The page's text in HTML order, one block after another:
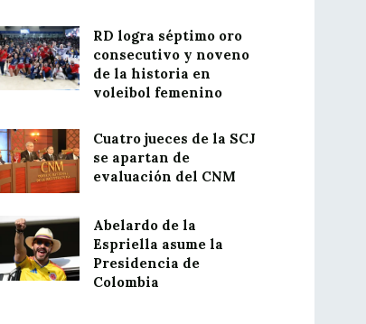
RD logra séptimo oro
consecutivo y noveno
de la historia en
voleibol femenino
Cuatro jueces de la SCJ
se apartan de
evaluación del CNM
Abelardo de la
Espriella asume la
Presidencia de
Colombia